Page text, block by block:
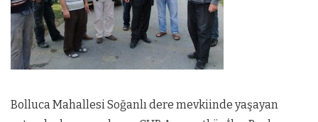
Bolluca Mahallesi Soğanlı dere mevkiinde yaşayan